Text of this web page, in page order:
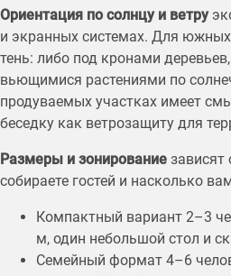
Ориентация по солнцу и ветру
и экранных системах. Для
тень: либо под кронами
вьющимися растениями по
продуваемых участках имеет
беседку как ветрозащиту для
Размеры и зонирование зависят
собираете гостей и насколько
Компактный вариант 2–3
м, один небольшой стол и
Семейный формат 4–6